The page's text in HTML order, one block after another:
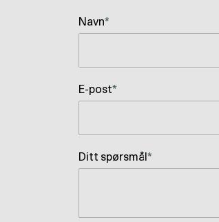
Navn*
E-post*
Ditt spørsmål *